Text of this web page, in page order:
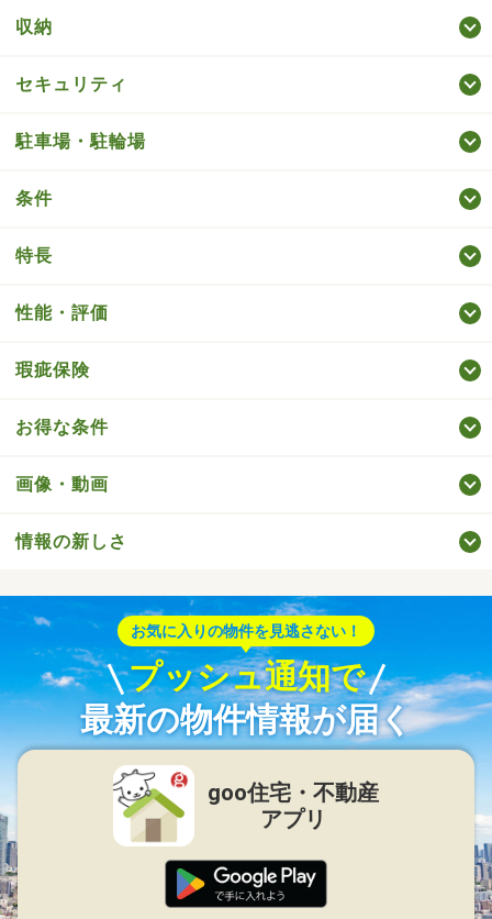
収納
セキュリティ
駐車場・駐輪場
条件
特長
性能・評価
瑕疵保険
お得な条件
画像・動画
情報の新しさ
お気に入りの物件を見逃さない！
プッシュ通知で
最新の物件情報が届く
goo住宅・不動産
アプリ